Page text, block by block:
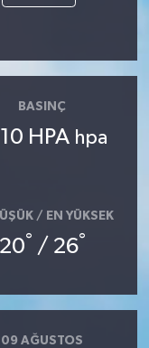
BASINÇ
HPA hpa
/ EN YÜKSEK
20° / 26°
09 AĞUSTOS